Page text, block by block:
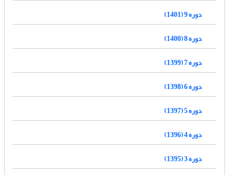
دوره 9 (1401)
دوره 8 (1400)
دوره 7 (1399)
دوره 6 (1398)
دوره 5 (1397)
دوره 4 (1396)
دوره 3 (1395)